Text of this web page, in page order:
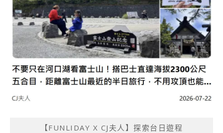
【FUNLIDAY X CJ夫人】探索台日遊程